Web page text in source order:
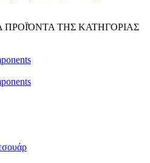
ΠΡΟΪΌΝΤΑ ΤΗΣ ΚΑΤΗΓΟΡΙΑΣ